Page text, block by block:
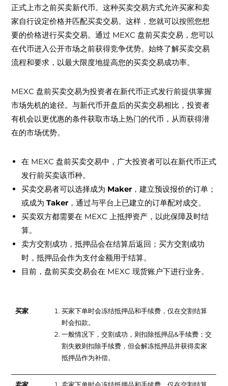
正式上市之前买卖新代币。这种买卖交易方式允许买家和卖
家自行设定价格并匹配买卖交易。这样，您就可以按照您想
要的价格进行买卖交易。通过 MEXC 盘前买卖交易，您可以
在代币进入公开市场之前获得竞争优势。始终了解买卖交易
流程和要求，以最大限度地提高您的买卖交易成功率。
MEXC 盘前买卖交易为投资者在新代币正式发行前提供掌握
市场先机的途径。与新代币开盘后的买卖交易相比，投资者
有机会以更优惠的条件获取市场上热门的代币，从而获得潜
在的市场优势。
在 MEXC 盘前买卖交易中，广大投资者可以在新代币正式
发行前买卖该币种。
买卖交易者可以选择成为 Maker，建立预设报价的订单；
或成为Taker，通过与平台上已建立的订单配对成交。
买卖双方都需要在 MEXC 上抵押资产，以此保障及时结
算。
卖方交割成功，抵押品会在结算后返回；买方交割成功
时，抵押品会作为支付金额用于结算。
目前，盘前买卖交易会在 MEXC 现货账户下进行业务。
买家
买家下单时会冻结抵押品和手续费，仅在交割结算
时会扣款。
一般情况下，交割成功，则扣除抵押品&手续费；交
割失败则扣除手续费，但会解冻抵押品并获得卖家
抵押品作为补偿。